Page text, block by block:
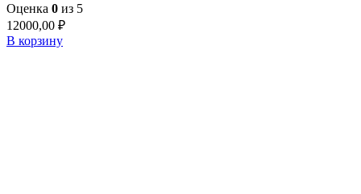
Оценка 0 из 5
12000,00 ₽
В корзину